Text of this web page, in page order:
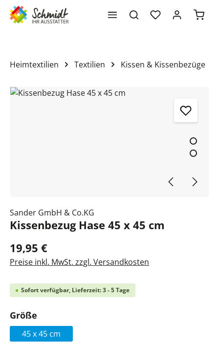
springen
Heimtextilien Textilien Kissen & Kissenbezüge
Bildergalerie überspringen
Sander GmbH & Co.KG
Kissenbezug Hase 45 x 45 cm
19,95 €
Preise inkl. MwSt. zzgl. Versandkosten
Sofort verfügbar, Lieferzeit: 3 - 5 Tage
Größe
45 x 45 cm